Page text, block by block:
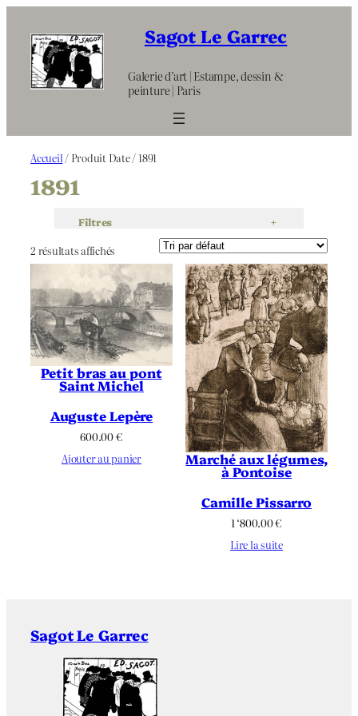
contenu
Sagot Le Garrec
Galerie d’art | Estampe, dessin &
peinture | Paris
Accueil / Produit Date / 1891
1891
Filtres +
2 résultats affichés
Petit bras au pont
Saint Michel
Auguste Lepère
600.00€
Ajouter au panier
Marché aux légumes,
à Pontoise
Camille Pissarro
1 ‘800.00€
Lire la suite
Sagot Le Garrec